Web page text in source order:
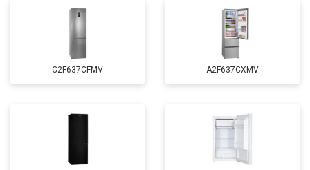
C2F637CFMV A2F637CXMV